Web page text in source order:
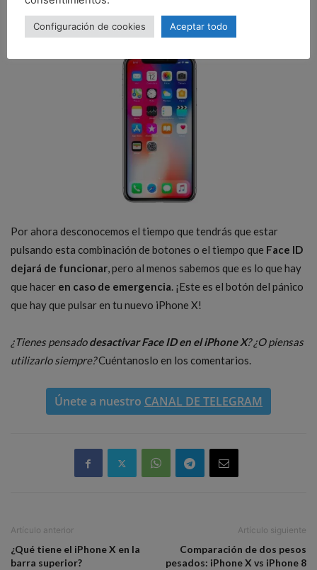
común y fácil de recordar para que pongas en práctica cuando
lo necesites.
Por ahora desconocemos el tiempo que tendrás que estar
pulsando esta combinación de botones o el tiempo que Face ID
dejará de funcionar, pero al menos sabemos que es lo que hay
que hacer en caso de emergencia. ¡Este es el botón del pánico
que hay que pulsar en tu nuevo iPhone X!
¿Tienes pensadodesactivar Face ID en el iPhone X? ¿O piensas
utilizarlo siempre?Cuéntanoslo en los comentarios.
Únete a nuestro CANAL DE TELEGRAM
Artículo anterior
¿Qué tiene el iPhone X en la
barra superior?
Artículo siguiente
Comparación de dos pesos
pesados: iPhone X vs iPhone 8
Configuración de cookies Aceptar todo